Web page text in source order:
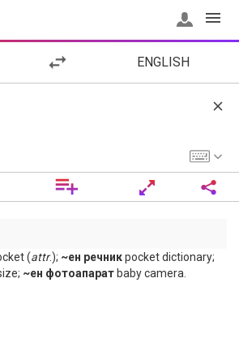
ENGLISH
(attr.); ~ен речникpocket dictionary;
~ен фотоапарат baby camera.